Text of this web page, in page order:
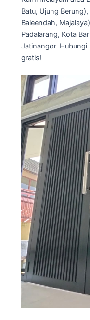
Batu, Ujung
Baleendah,
Padalarang, Kota
Jatinangor. Hubungi
gratis!